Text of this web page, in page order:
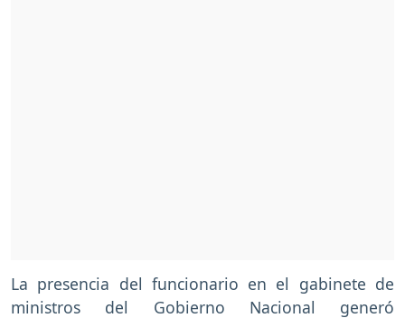
La presencia del funcionario en el gabinete de
ministros del Gobierno Nacional generó